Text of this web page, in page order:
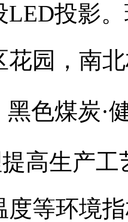
LED投影
花园，南
黑色煤炭·
高生产
度等环境